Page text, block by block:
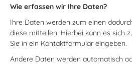
Wie erfassen wir Ihre Daten?
Ihre Daten werden zum einen
diese mitteilen. Hierbei kann es sich
Sie in ein Kontaktformular eingeben.
Andere Daten werden automatisch